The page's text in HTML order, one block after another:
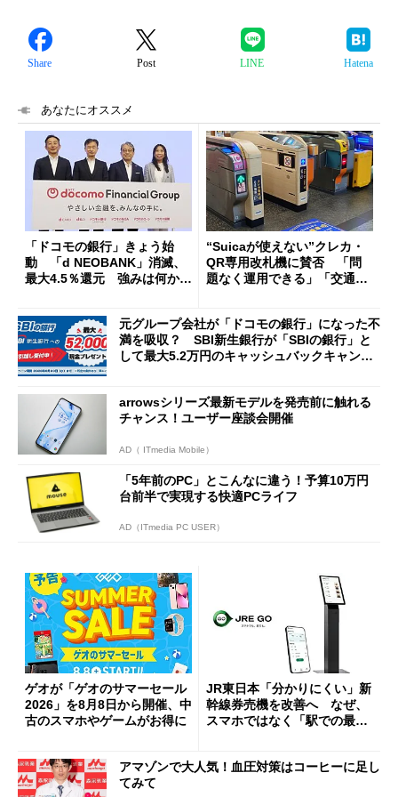
Share Post LINE Hatena
あなたにオススメ
「ドコモの銀行」きょう始
動 「d NEOBANK」消滅、
最大4.5％還元 強みは何か解
“Suicaが使えない”クレカ・
QR専用改札機に賛否 「問
題なく運用できる」「交通系I
元グループ会社が「ドコモの銀行」になった不
満を吸収？ SBI新生銀行が「SBIの銀行」と
して最大5.2万円のキャッシュバックキャンペ
arrowsシリーズ最新モデルを発売前に触れる
チャンス！ユーザー座談会開催
AD（ ITmedia Mobile）
「5年前のPC」とこんなに違う！予算10万円
台前半で実現する快適PCライフ
AD（ITmedia PC USER）
ゲオが「ゲオのサマーセール
2026」を8月8日から開催、中
古のスマホやゲームがお得に
JR東日本「分かりにくい」新
幹線券売機を改善へ なぜ、
スマホではなく「駅での最短
アマゾンで大人気！血圧対策はコーヒーに足し
てみて